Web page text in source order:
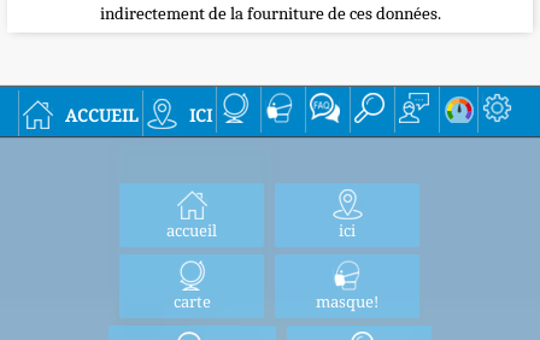
indirectement de la fourniture de ces données.
accueil ici
accueil ici
carte masque!